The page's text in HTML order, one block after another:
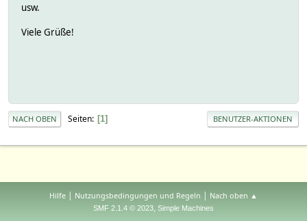
usw.
Viele Grüße!
NACH OBEN Seiten 1 BENUTZER-AKTIONEN
Hilfe Nutzungsbedingungen und Regeln Nach oben ▲
SMF 2.1.4 © 2023, Simple Machines